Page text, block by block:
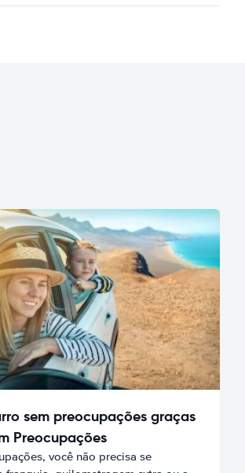
sem preocupações graças
Preocupações
você não precisa se